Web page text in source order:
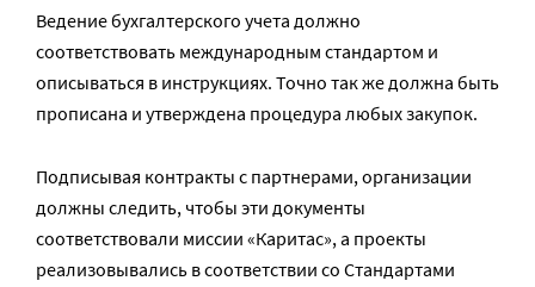
Ведение бухгалтерского учета должно
соответствовать международным стандартом и
описываться в инструкциях. Точно так же должна быть
прописана и утверждена процедура любых закупок.
Подписывая контракты с партнерами, организации
должны следить, чтобы эти документы
соответствовали миссии «Каритас», а проекты
реализовывались в соответствии со Стандартами